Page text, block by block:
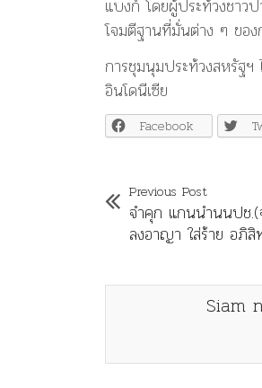
แบงก์ โดยผู้ประท้วงชาวป
โจมตีฐานที่มั่นต่าง ๆ ของ
การชุมนุมประท้วงสหรัฐฯ
อินโดนีเซีย
Facebook
Previous Post
จำคุก แกนนำนนปช.(
ลงอาญา ใส่ร้าย อภิ
Siam